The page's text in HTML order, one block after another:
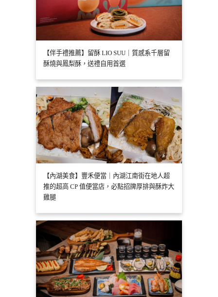
【伴手禮推薦】留酥 LIO SUU｜質感系千層留
酥燒與鳳梨酥，送禮自用首選
【內湖美食】豐禾便當｜內湖江南街在地人超
推的超高 CP 值便當店，必點招牌厚排與酥炸大
雞腿